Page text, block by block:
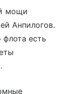
мощи
Анпилогов.
флота есть